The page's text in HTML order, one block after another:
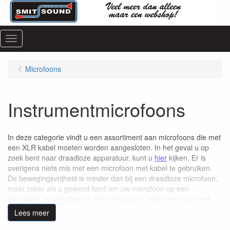
Menu
Microfoons
Instrumentmicrofoons
In deze categorie vindt u een assortiment aan microfoons die met
een XLR kabel moeten worden aangesloten. In het geval u op
zoek bent naar draadloze apparatuur, kunt u hier kijken. Er is
overigens niets mis met een microfoon met kabel te gebruiken.
De bewegingsvrijheid is minder dan bij een draadloze microfoon,
maar zeker als u gewend bent om uw microfoon op een
een kabel aan te sluiten.
Lees meer